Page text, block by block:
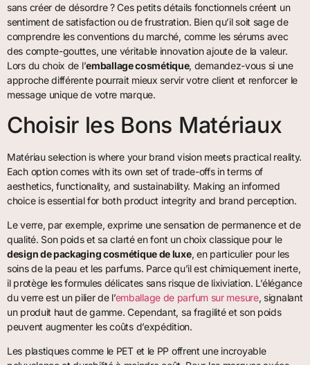
sans créer de désordre ? Ces petits détails fonctionnels créent un
sentiment de satisfaction ou de frustration. Bien qu’il soit sage de
comprendre les conventions du marché, comme les sérums avec
des compte-gouttes, une véritable innovation ajoute de la valeur.
Lors du choix de l’emballage cosmétique, demandez-vous si une
approche différente pourrait mieux servir votre client et renforcer le
message unique de votre marque.
Choisir les Bons Matériaux
Matériau selection is where your brand vision meets practical reality.
Each option comes with its own set of trade-offs in terms of
aesthetics, functionality, and sustainability. Making an informed
choice is essential for both product integrity and brand perception.
Le verre, par exemple, exprime une sensation de permanence et de
qualité. Son poids et sa clarté en font un choix classique pour le
design de packaging cosmétique de luxe, en particulier pour les
soins de la peau et les parfums. Parce qu’il est chimiquement inerte,
il protège les formules délicates sans risque de lixiviation. L’élégance
du verre est un pilier de l’emballage de parfum sur mesure, signalant
un produit haut de gamme. Cependant, sa fragilité et son poids
peuvent augmenter les coûts d’expédition.
Les plastiques comme le PET et le PP offrent une incroyable